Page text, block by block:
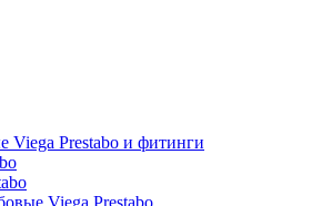
Viega Prestabo и фитинги
Viega Prestabo